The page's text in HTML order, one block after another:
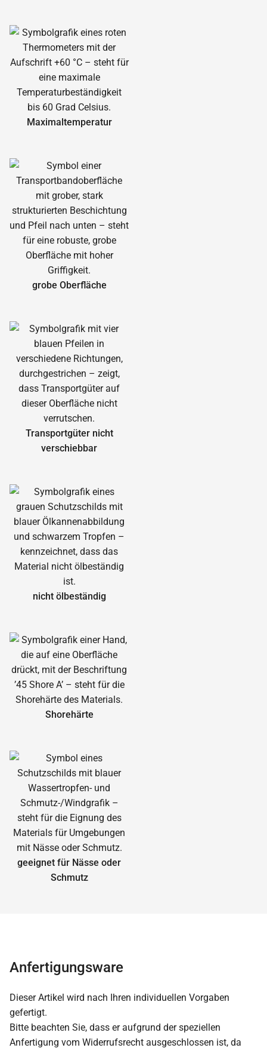
Maximal­temperatur
grobe Oberfläche
Transportgüter nicht
verschiebbar
nicht ölbeständig
Shorehärte
geeignet für Nässe oder
Schmutz
Anfertigungsware
Dieser Artikel wird nach Ihren individuellen Vorgaben
gefertigt.
Bitte beachten Sie, dass er aufgrund der speziellen
Anfertigung vom Widerrufsrecht ausgeschlossen ist, da